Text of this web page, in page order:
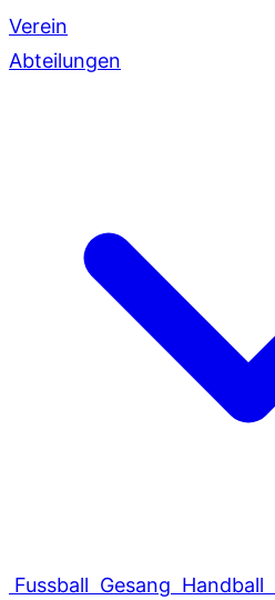
Verein
Abteilungen
Fussball Gesang Handball